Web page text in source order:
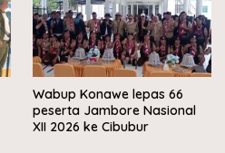
Wabup Konawe lepas 66
peserta Jambore Nasional
XII 2026 ke Cibubur